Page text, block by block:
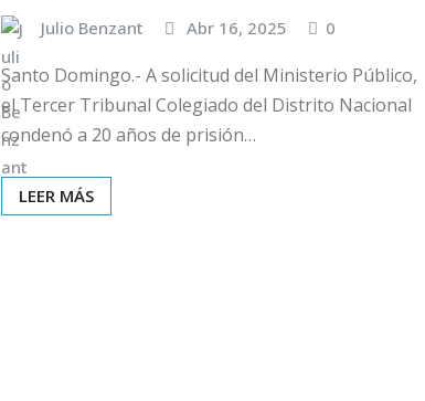
Julio Benzant Abr 16, 2025 0
Santo Domingo.- A solicitud del Ministerio Público,
el Tercer Tribunal Colegiado del Distrito Nacional
condenó a 20 años de prisión…
LEER MÁS